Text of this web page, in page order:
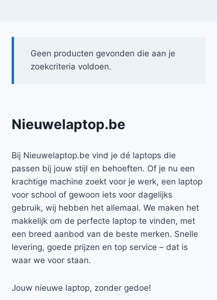
Geen producten gevonden die aan je
zoekcriteria voldoen.
Nieuwelaptop.be
Bij Nieuwelaptop.be vind je dé laptops die
passen bij jouw stijl en behoeften. Of je nu een
krachtige machine zoekt voor je werk, een laptop
voor school of gewoon iets voor dagelijks
gebruik, wij hebben het allemaal. We maken het
makkelijk om de perfecte laptop te vinden, met
een breed aanbod van de beste merken. Snelle
levering, goede prijzen en top service – dat is
waar we voor staan.
Jouw nieuwe laptop, zonder gedoe!